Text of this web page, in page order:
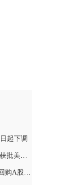
起下调
石四药集团(02005.HK)成国内首家获批美索巴莫片企业-视讯
焦点报道:赛力斯(09927.HK)：6月回购A股股份251.71万股